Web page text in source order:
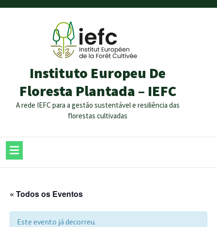
Instituto Europeu De
Floresta Plantada – IEFC
A rede IEFC para a gestão sustentável e resiliência das
florestas cultivadas
« Todos os Eventos
Este evento já decorreu.